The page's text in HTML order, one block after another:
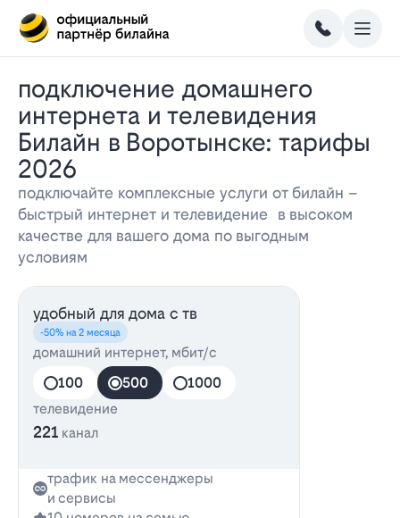
Подключение домашнего
интернета и телевидения
Билайн в Воротынске: тарифы
2026
подключайте комплексные услуги от билайн –
быстрый интернет и телевидение в высоком
качестве для вашего дома по выгодным
условиям
удобный для дома с тв
-50% на 2 месяца
домашний интернет, мбит/с
100
500
1000
телевидение
221 канал
трафик на мессенджеры
и сервисы